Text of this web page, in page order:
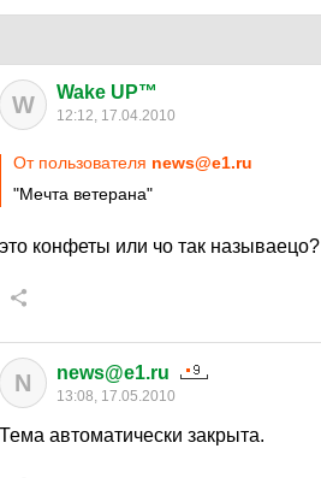
W Wake UP™
12:12, 17.04.2010
От пользователя news@e1.ru
"Мечта ветерана"
это конфеты или чо так называецо?
N news@e1.ru
13:08, 17.05.2010
Тема автоматически закрыта.